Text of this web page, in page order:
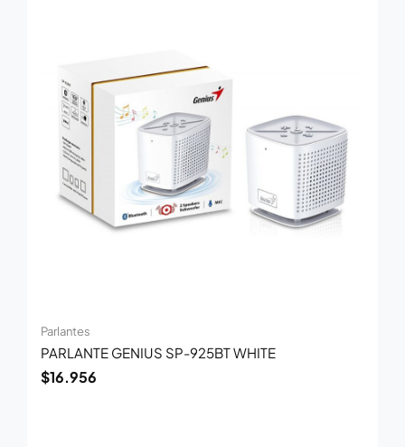
Parlantes
PARLANTE GENIUS SP-925BT WHITE
$16.956